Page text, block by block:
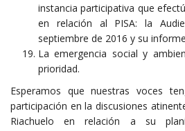
instancia participativa que
en relación al PISA: la
septiembre de 2016 y su
La emergencia social y
prioridad.
Esperamos que nuestras voces
participación en la discusiones
Riachuelo en relación a su